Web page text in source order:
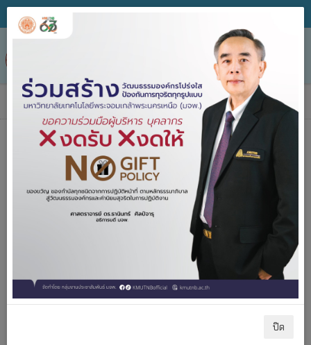
ข่าวประกาศจัดซื้อจัดจ้าง
ประกาศจัด
ซื้อจัดจ้าง 2557-2567
คำค้น
ปิด